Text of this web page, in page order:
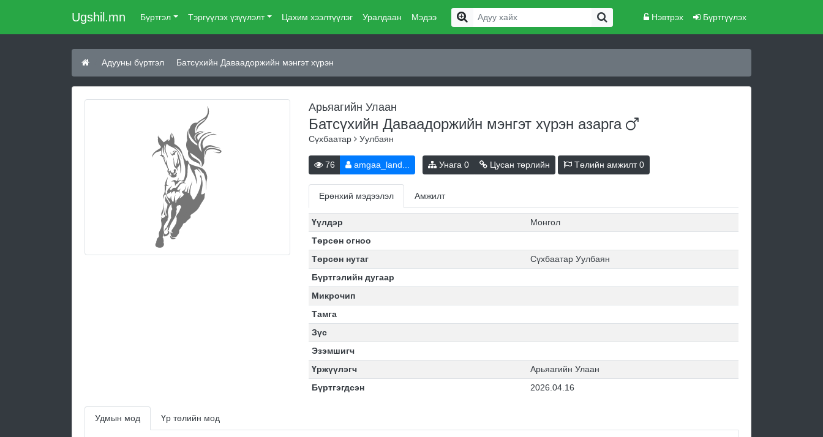
Ugshil.mn Бүртгэл Тэргүүлэх үзүүлэлт Цахим хээлтүүлэг Уралдаан Мэдээ Нэвтрэх Бүртгүүлэх
Адууны бүртгэл Батсүхийн Даваадоржийн мэнгэт хүрэн
Арьяагийн Улаан
Батсүхийн Даваадоржийн мэнгэт хүрэн азарга
Сүхбаатар Уулбаян
76 amgaa_land... Унага 0 Цусан төрлийн Төлийн амжилт0
Ерөнхий мэдээлэл Амжилт
Үүлдэр
Монгол
Төрсөн огноо
Төрсөн нутаг
Сүхбаатар Уулбаян
Бүртгэлийн дугаар
Микрочип
Тамга
Зүс
Эзэмшигч
Үржүүлэгч
Арьяагийн Улаан
Бүртгэгдсэн
2026.04.16
Удмын мод Үр төлийн мод